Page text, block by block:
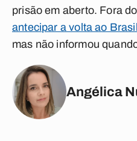
prisão em aberto. Fora
antecipar a volta ao
mas não informou
Angélica